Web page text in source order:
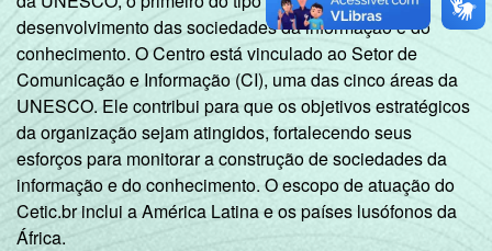
desenvolvimento das sociedades da informação e do
conhecimento. O Centro está vinculado ao Setor de
Comunicação e Informação (CI), uma das cinco áreas da
UNESCO. Ele contribui para que os objetivos estratégicos
da organização sejam atingidos, fortalecendo seus
esforços para monitorar a construção de sociedades da
informação e do conhecimento. O escopo de atuação do
Cetic.br inclui a América Latina e os países lusófonos da
África.